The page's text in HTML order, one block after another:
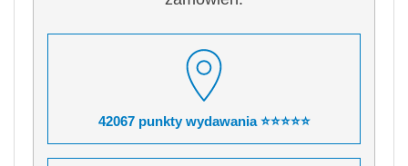
42067 punkty wydawania ⭐⭐⭐⭐⭐